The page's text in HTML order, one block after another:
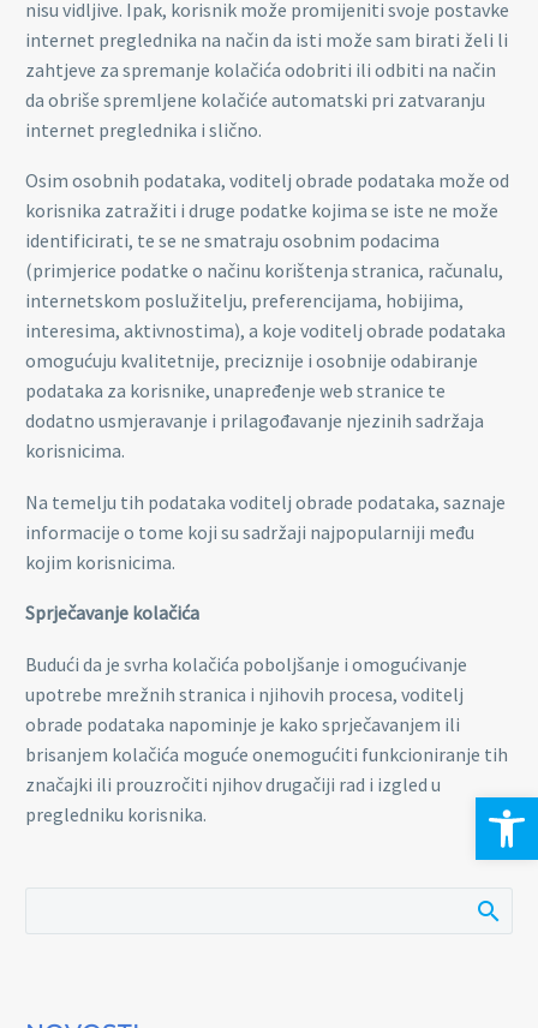
nisu vidljive. Ipak, korisnik može promijeniti svoje postavke
internet preglednika na način da isti može sam birati želi li
zahtjeve za spremanje kolačića odobriti ili odbiti na način
da obriše spremljene kolačiće automatski pri zatvaranju
internet preglednika i slično.
Osim osobnih podataka, voditelj obrade podataka može od
korisnika zatražiti i druge podatke kojima se iste ne može
identificirati, te se ne smatraju osobnim podacima
(primjerice podatke o načinu korištenja stranica, računalu,
internetskom poslužitelju, preferencijama, hobijima,
interesima, aktivnostima), a koje voditelj obrade podataka
omogućuju kvalitetnije, preciznije i osobnije odabiranje
podataka za korisnike, unapređenje web stranice te
dodatno usmjeravanje i prilagođavanje njezinih sadržaja
korisnicima.
Na temelju tih podataka voditelj obrade podataka, saznaje
informacije o tome koji su sadržaji najpopularniji među
kojim korisnicima.
Sprječavanje kolačića
Budući da je svrha kolačića poboljšanje i omogućivanje
upotrebe mrežnih stranica i njihovih procesa, voditelj
obrade podataka napominje je kako sprječavanjem ili
brisanjem kolačića moguće onemogućiti funkcioniranje tih
značajki ili prouzročiti njihov drugačiji rad i izgled u
pregledniku korisnika.